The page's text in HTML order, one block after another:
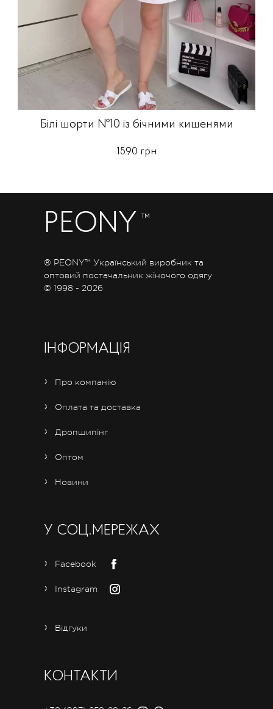
Білі шорти №10 із бічними кишенями
1590 грн
PEONY ™
® PEONY™ Український виробник та
оптовий постачальник жіночого одягу
© 1998 - 2026
ІНФОРМАЦІЯ
Про компанію
Оплата та доставка
Дропшипінг
Оптом
Новини
У СОЦ.МЕРЕЖАХ
Facebook
Instagram
Відгуки
КОНТАКТИ